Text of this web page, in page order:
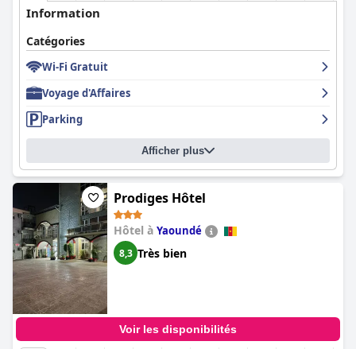
Information
Catégories
Wi-Fi Gratuit
Voyage d'Affaires
Parking
Afficher plus
Prodiges Hôtel
Hôtel à Yaoundé
8,3 Très bien
Voir les disponibilités